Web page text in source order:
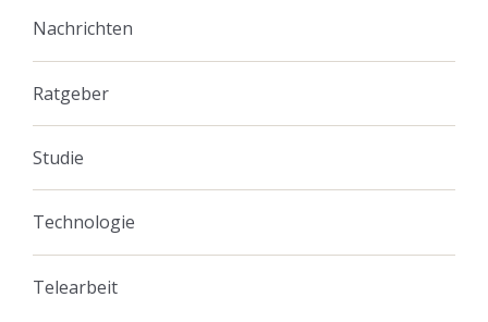
Nachrichten
Ratgeber
Studie
Technologie
Telearbeit